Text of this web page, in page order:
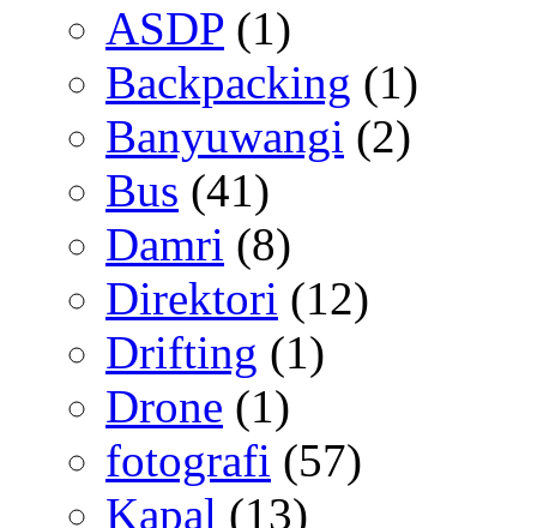
ASDP (1)
Backpacking (1)
Banyuwangi (2)
Bus (41)
Damri (8)
Direktori (12)
Drifting (1)
Drone (1)
fotografi (57)
Kapal (13)